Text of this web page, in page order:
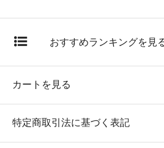
おすすめランキングを見
カートを見る
特定商取引法に基づく表記